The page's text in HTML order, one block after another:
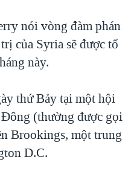
NAM
VIỆT NAM
TRỘM HẢI SÂM
TỪ NÔNG THÔN MỸ
nói vòng đàm phán
của Syria sẽ được tổ
này.
thứ Bảy tại một hội
(thường được gọi
Brookings, một trung
D.C.